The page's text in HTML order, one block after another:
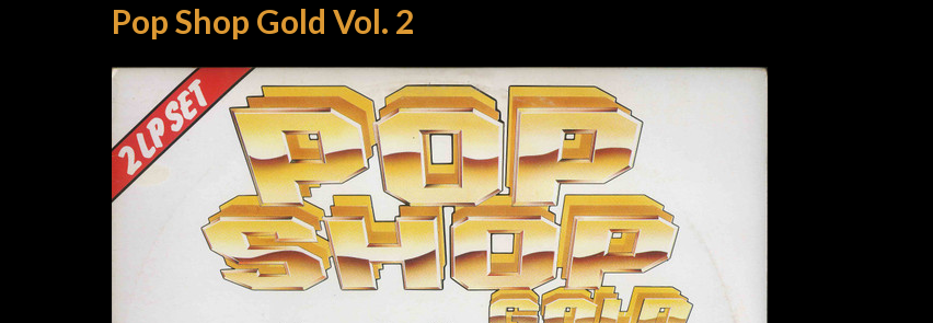
Pop Shop Gold Vol. 2